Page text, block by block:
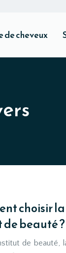
de cheveux
choisir
beauté ?
de beauté,